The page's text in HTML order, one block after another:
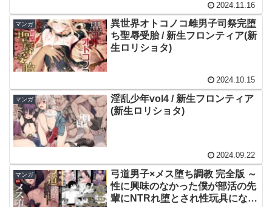
2024.11.16
マンガ
異世界オトコノコ雌男子司祭完堕
ち聖辱受胎 / 新生フロンティア(新
生ロリショタ)
2024.10.15
マンガ
淫乱少年vol4 / 新生フロンティア
(新生ロリショタ)
2024.09.22
マンガ
弓道男子×メス堕ち調教 完全版 ～
性に興味のなかった僕が部活の先
輩にNTRれ堕とされ性玩具になっ